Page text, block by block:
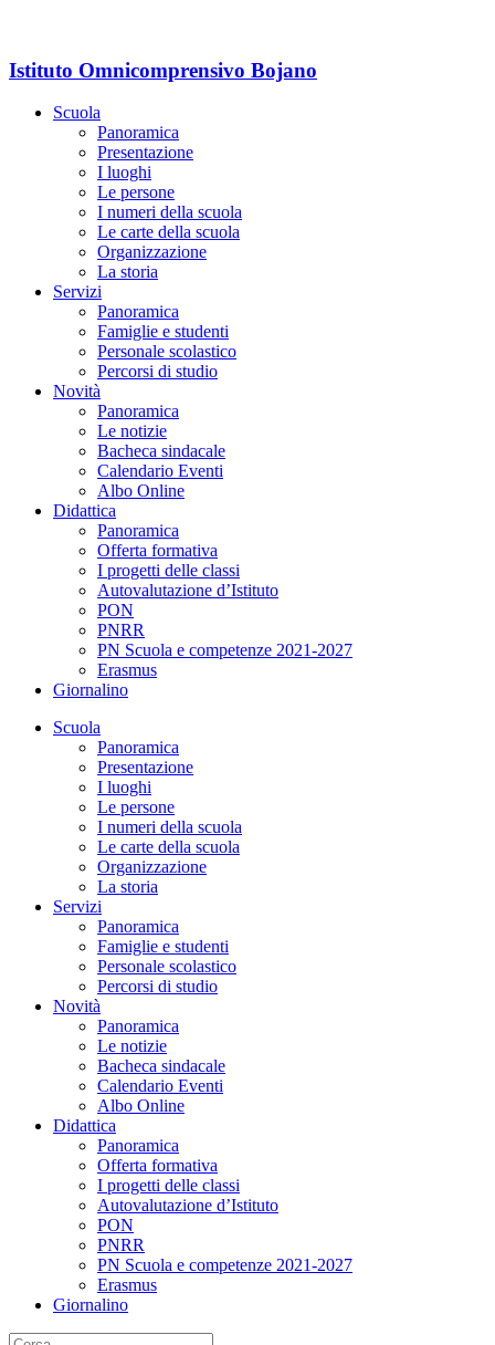
Istituto Omnicomprensivo Bojano
Scuola
Panoramica
Presentazione
I luoghi
Le persone
I numeri della scuola
Le carte della scuola
Organizzazione
La storia
Servizi
Panoramica
Famiglie e studenti
Personale scolastico
Percorsi di studio
Novità
Panoramica
Le notizie
Bacheca sindacale
Calendario Eventi
Albo Online
Didattica
Panoramica
Offerta formativa
I progetti delle classi
Autovalutazione d’Istituto
PON
PNRR
PN Scuola e competenze 2021-2027
Erasmus
Giornalino
Scuola
Panoramica
Presentazione
I luoghi
Le persone
I numeri della scuola
Le carte della scuola
Organizzazione
La storia
Servizi
Panoramica
Famiglie e studenti
Personale scolastico
Percorsi di studio
Novità
Panoramica
Le notizie
Bacheca sindacale
Calendario Eventi
Albo Online
Didattica
Panoramica
Offerta formativa
I progetti delle classi
Autovalutazione d’Istituto
PON
PNRR
PN Scuola e competenze 2021-2027
Erasmus
Giornalino